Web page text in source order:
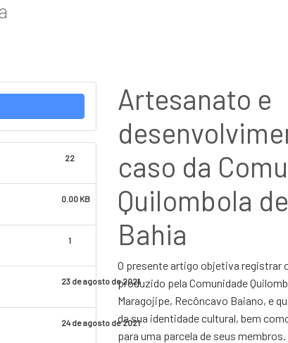
22
0.00 KB
1
23 de agosto de 2021
24 de agosto de 2021
Artesanato e
caso da
Quilombola
Bahia
O presente artigo objetiva registrar
produzido pela Comunidade
Maragojipe, Recôncavo Baiano, e
da sua identidade cultural, bem
para uma parcela de seus